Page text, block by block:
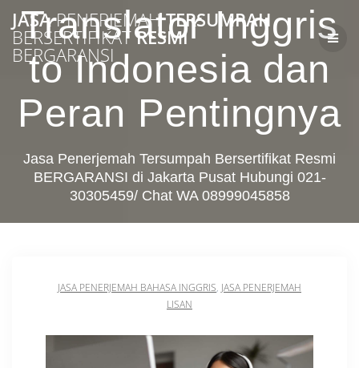
to
content
JASAPENERJEMAHTERSUMPAH
BERSERTIFIKATRESMI
BERGARANSI
Translator Inggris
to Indonesia dan
Peran Pentingnya
Jasa Penerjemah Tersumpah Bersertifikat Resmi
BERGARANSI di Jakarta Pusat Hubungi 021-
30305459/ Chat WA 08999045858
JASA PENERJEMAH BAHASA INGGRIS, JASA PENERJEMAH
LISAN